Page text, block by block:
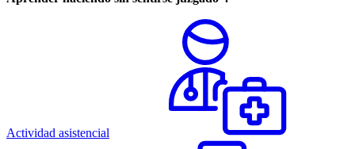
Actividad asistencial